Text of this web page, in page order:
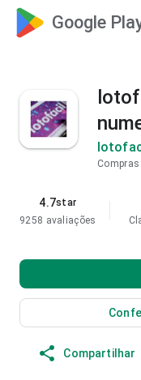
Google
4.7star
9258 avaliações
Compartilhar